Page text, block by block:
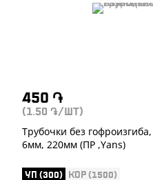
450 ֏
(1.50 ֏/ШТ)
Трубочки без
6мм, 220мм (ПР ,Yans)
УП (300) КОР (1500)